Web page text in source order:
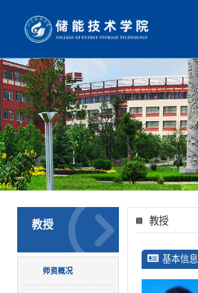
教授
师资概况
教授
基本信息